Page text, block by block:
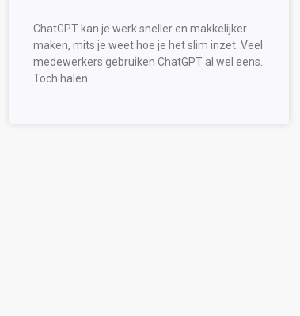
ChatGPT kan je werk sneller en makkelijker
maken, mits je weet hoe je het slim inzet. Veel
medewerkers gebruiken ChatGPT al wel eens.
Toch halen